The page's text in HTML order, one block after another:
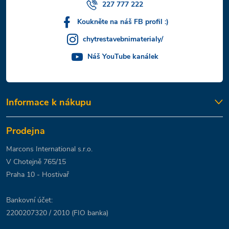
227 777 222
Koukněte na náš FB profil :)
chytrestavebnimaterialy/
Náš YouTube kanálek
Informace k nákupu
Prodejna
Marcons International s.r.o.
V Chotejně 765/15
Praha 10 - Hostivař
Bankovní účet:
2200207320 / 2010 (FIO banka)